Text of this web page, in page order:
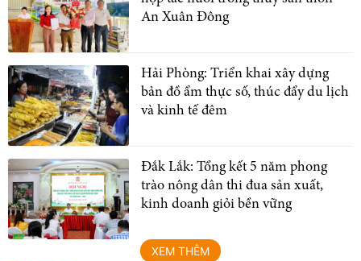
An Xuân Đông
Hải Phòng: Triển khai xây dựng
bản đồ ẩm thực số, thúc đẩy du lịch
và kinh tế đêm
Đắk Lắk: Tổng kết 5 năm phong
trào nông dân thi đua sản xuất,
kinh doanh giỏi bền vững
XEM THÊM